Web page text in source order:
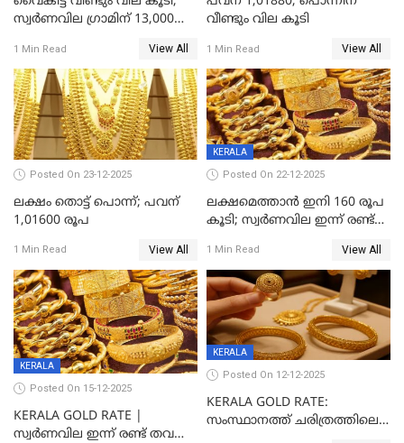
സ്വർണവില ഗ്രാമിന് 13,000
റെക്കോർഡ്
1 Min Read View All
വീണ്ടും വില കൂടി
1 Min Read View All
Posted On 23-12-2025
ലക്ഷം തൊട്ട് പൊന്ന്; പവന്
1,01600 രൂപ
1 Min Read View All
KERALA
Posted On 22-12-2025
ലക്ഷമെത്താൻ ഇനി 160 രൂപ
കൂടി; സ്വർണവില ഇന്ന് രണ്ട്
1 Min Read View All
KERALA
Posted On 15-12-2025
KERALA GOLD RATE |
സ്വർണവില ഇന്ന് രണ്ട് തവണ
KERALA
Posted On 12-12-2025
KERALA GOLD RATE:
സംസ്ഥാനത്ത് ചരിത്രത്തിലെ